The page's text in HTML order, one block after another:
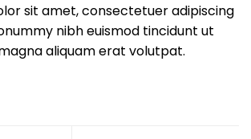
sit amet, consectetuer adipiscing
nibh euismod tincidunt ut
aliquam erat volutpat.